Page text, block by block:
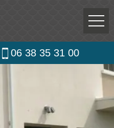
06 38 35 31 00